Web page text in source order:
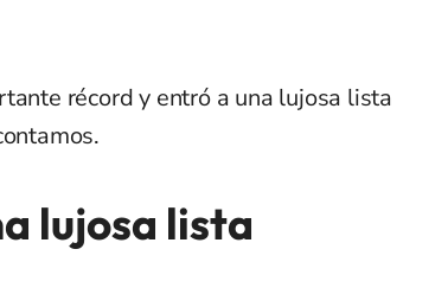
récord y entró a una lujosa lista
lujosa lista